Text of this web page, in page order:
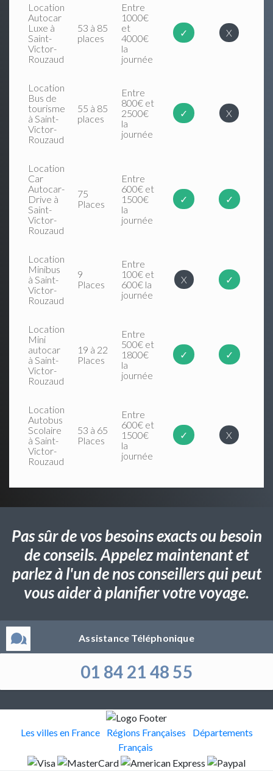
Location
Autocar
Luxe à
Saint-
Victor-
Rouzaud
53 à 85
places
Entre
1000€
et
4000€
la
journée
✓ X
Location
Bus de
tourisme
à Saint-
Victor-
Rouzaud
55 à 85
places
Entre
800€ et
2500€
la
journée
✓ X
Location
Car
Autocar-
Drive à
Saint-
Victor-
Rouzaud
75
Places
Entre
600€ et
1500€
la
journée
✓ ✓
Location
Minibus
à Saint-
Victor-
Rouzaud
9
Places
Entre
100€ et
600€ la
journée
X ✓
Location
Mini
autocar
à Saint-
Victor-
Rouzaud
19 à 22
Places
Entre
500€ et
1800€
la
journée
✓ ✓
Location
Autobus
Scolaire
à Saint-
Victor-
Rouzaud
53 à 65
Places
Entre
600€ et
1500€
la
journée
✓ X
Pas sûr de vos besoins exacts ou besoin
de conseils. Appelez maintenant et
parlez à l'un de nos conseillers qui peut
vous aider à planifier votre voyage.
Assistance Téléphonique
01 84 21 48 55
Les villes en France Régions Françaises
Départements
Français